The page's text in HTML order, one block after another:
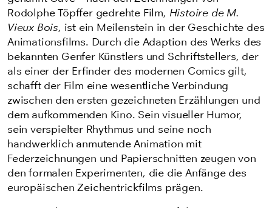
Rodolphe Töpffer gedrehte Film, Histoire de M.
Vieux Bois, ist ein Meilenstein in der Geschichte des
Animationsfilms. Durch die Adaption des Werks des
bekannten Genfer Künstlers und Schriftstellers, der
als einer der Erfinder des modernen Comics gilt,
schafft der Film eine wesentliche Verbindung
zwischen den ersten gezeichneten Erzählungen und
dem aufkommenden Kino. Sein visueller Humor,
sein verspielter Rhythmus und seine noch
handwerklich anmutende Animation mit
Federzeichnungen und Papierschnitten zeugen von
den formalen Experimenten, die die Anfänge des
europäischen Zeichentrickfilms prägen.